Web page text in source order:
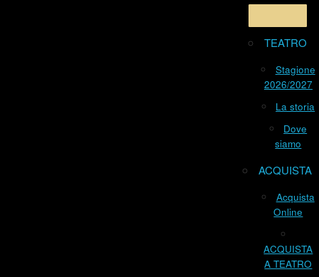
TEATRO
Stagione
2026/2027
La storia
Dove
siamo
ACQUISTA
Acquista
Online
ACQUISTA
A TEATRO